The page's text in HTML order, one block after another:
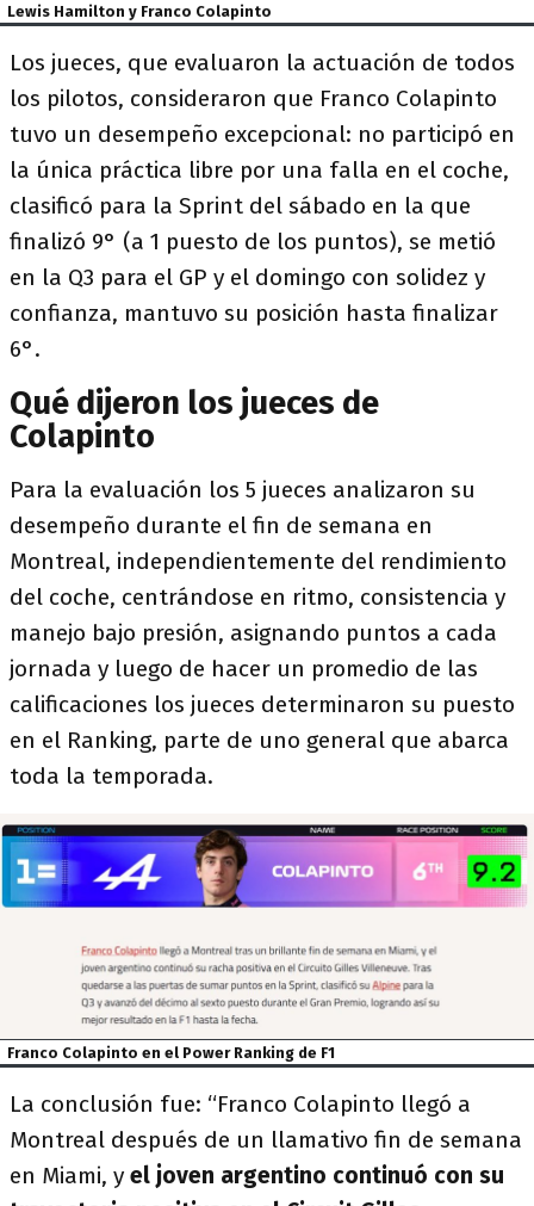
Lewis Hamilton y Franco Colapinto
Los jueces, que evaluaron la actuación de todos
los pilotos, consideraron que Franco Colapinto
tuvo un desempeño excepcional: no participó en
la única práctica libre por una falla en el coche,
clasificó para la Sprint del sábado en la que
finalizó 9° (a 1 puesto de los puntos), se metió
en la Q3 para el GP y el domingo con solidez y
confianza, mantuvo su posición hasta finalizar
6°.
Qué dijeron los jueces de
Colapinto
Para la evaluación los 5 jueces analizaron su
desempeño durante el fin de semana en
Montreal, independientemente del rendimiento
del coche, centrándose en ritmo, consistencia y
manejo bajo presión, asignando puntos a cada
jornada y luego de hacer un promedio de las
calificaciones los jueces determinaron su puesto
en el Ranking, parte de uno general que abarca
toda la temporada.
Franco Colapinto en el Power Ranking de F1
La conclusión fue: “Franco Colapinto llegó a
Montreal después de un llamativo fin de semana
en Miami, y el joven argentino continuó con su